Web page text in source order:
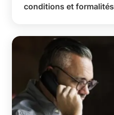
conditions et formalités